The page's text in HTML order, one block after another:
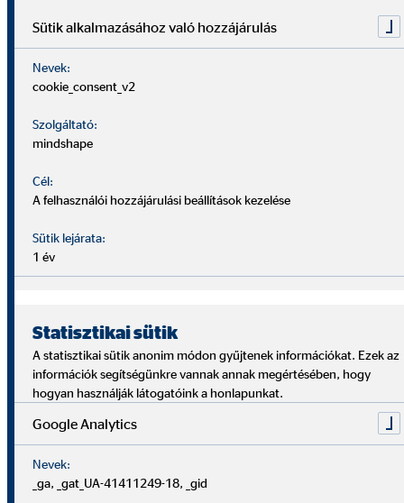
Akár pályakezdő vagy, akár tapasztalt szakember –
nálunk megtalálod a helyed.
Ha még tanulsz, nálunk valódi tapasztalatot szerezhetsz
– nem csak elméletet.
Ha épp váltáson gondolkodsz, egy új, rugalmas
karrierlehetőséget kínálunk.
Ha már van pénzügyi tapasztalatod, itt továbbépítheted,
és új szintre emelheted a tudásod.
Sütik alkalmazásához való hozzájárulás
Nevek:
cookie_consent_v2
Szolgáltató:
mindshape
Cél:
A felhasználói hozzájárulási beállítások kezelése
Sütik lejárata:
1 év
Statisztikai sütik
A statisztikai sütik anonim módon gyűjtenek információkat. Ezek az
információk segítségünkre vannak annak megértésében, hogy
hogyan használják látogatóink a honlapunkat.
Google Analytics
Nevek:
_ga, _gat_UA-41411249-18, _gid